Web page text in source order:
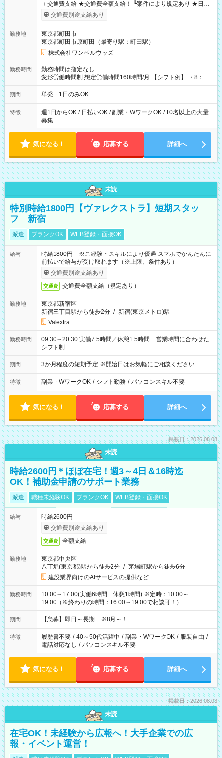
＋交通費支給 ★交通費全額支給！ ┗案件により規定あり ★日払
いOK！（規定あり） ┗働いたその日に現金GET♪ お仕事後はコ
ンビニATMから 日払い分を引き落とせます！ 【試用期間】試
交通費別途支給あり
勤務地
東京都町田市
東京都町田市原町田（最寄り駅：町田駅）
株式会社ワンベルウッズ
勤務時間
勤務時間は指定なし
変形労働時間制 想定労働時間160時間/月 【シフト例】 ・8：00
～21：00
期間 単発・1日のみOK
特徴
週1日からOK / 日払いOK / 副業・WワークOK / 10名以上の大量
募集
気になる！ 応募する 詳細へ
未読
特別時給1800円【ヴァレクストラ】短期スタッ
フ 新宿
派遣 ブランクOK WEB登録・面接OK
給与
時給1800円 ※ご経験・スキルにより優遇 スマホでかんたんに
前払いで給与が受け取れます（※上限、条件あり）
交通費別途支給あり
交通費 交通費全額支給（規定あり）
勤務地
東京都新宿区
新宿三丁目駅から徒歩2分 / 新宿(東京メトロ)駅
Valextra
勤務時間
09:30～20:30 実働7.5時間／休憩1.5時間 営業時間に合わせた
シフト制
期間 3か月程度の短期予定 ※開始日はお気軽にご相談ください
特徴 副業・WワークOK / シフト勤務 / パソコンスキル不要
気になる！ 応募する 詳細へ
掲載日：2026.08.08
未読
時給2600円＊ほぼ在宅！週3～4日＆16時迄
OK！補助金申請のサポート業務
派遣 職種未経験OK ブランクOK WEB登録・面接OK
給与
時給2600円
交通費別途支給あり
交通費 全額支給
勤務地
東京都中央区
八丁堀(東京都)駅から徒歩2分 / 茅場町駅から徒歩6分
建設業界向けのAIサービスの提供など
勤務時間
10:00～17:00(実働6時間 休憩1時間) ※定時：10:00～
19:00（※終わりの時間：16:00～19:00で相談可！）
期間 【急募】即日～長期 ※8月～！
特徴 履歴書不要 / 40～50代活躍中 / 副業・WワークOK / 服装自由 /
電話対応なし / パソコンスキル不要
気になる！ 応募する 詳細へ
掲載日：2026.08.03
未読
在宅OK！未経験から広報へ！大手企業での広
報・イベント運営！